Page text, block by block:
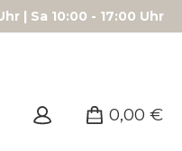
| Sa 10:00 - 17:00 Uhr
0,00 €